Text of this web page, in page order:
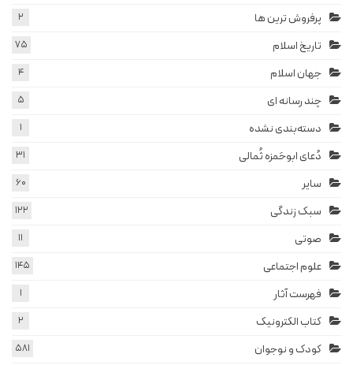
پرفروش ترین ها 2
تاریخ اسلام 75
جهان اسلام 4
چند رسانه ای 5
دسته‌بندی نشده 1
دُعای ابوحَمزه ثُمالی 31
سایر 60
سبک زندگی 122
صوتی 11
علوم اجتماعی 145
فهرست آثار 1
کتاب الکترونیک 2
کودک و نوجوان 581